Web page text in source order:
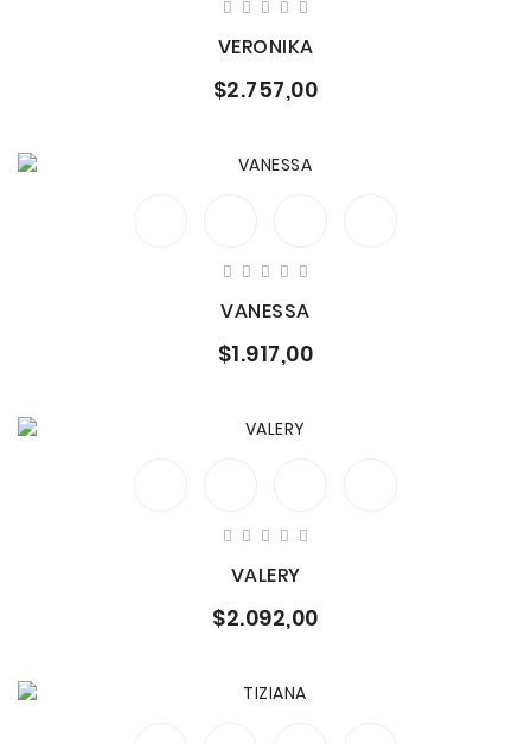
VERONIKA
$2.757,00
VANESSA
$1.917,00
VALERY
$2.092,00